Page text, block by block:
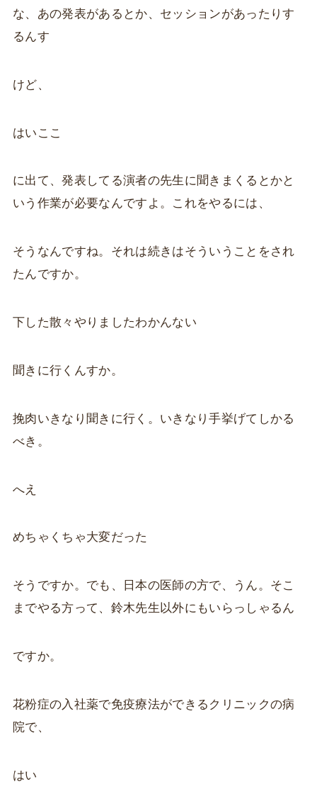
な、あの発表があるとか、セッションがあったりす
るんす
けど、
はいここ
に出て、発表してる演者の先生に聞きまくるとかと
いう作業が必要なんですよ。これをやるには、
そうなんですね。それは続きはそういうことをされ
たんですか。
下した散々やりましたわかんない
聞きに行くんすか。
挽肉いきなり聞きに行く。いきなり手挙げてしかる
べき。
へえ
めちゃくちゃ大変だった
そうですか。でも、日本の医師の方で、うん。そこ
までやる方って、鈴木先生以外にもいらっしゃるん
ですか。
花粉症の入社薬で免疫療法ができるクリニックの病
院で、
はい